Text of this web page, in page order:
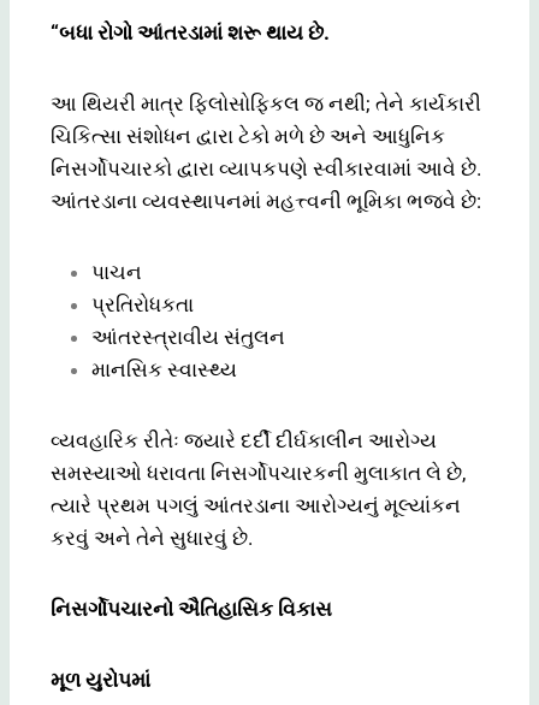
“બધા રોગો આંતરડામાં શરૂ થાય છે.
આ થિયરી માત્ર ફિલોસોફિકલ જ નથી; તેને કાર્યકારી
ચિકિત્સા સંશોધન દ્વારા ટેકો મળે છે અને આધુનિક
નિસર્ગોપચારકો દ્વારા વ્યાપકપણે સ્વીકારવામાં આવે છે.
આંતરડાના વ્યવસ્થાપનમાં મહત્ત્વની ભૂમિકા ભજવે છે:
પાચન
પ્રતિરોધકતા
આંતરસ્ત્રાવીય સંતુલન
માનસિક સ્વાસ્થ્ય
વ્યવહારિક રીતેઃ જ્યારે દર્દી દીર્ઘકાલીન આરોગ્ય
સમસ્યાઓ ધરાવતા નિસર્ગોપચારકની મુલાકાત લે છે,
ત્યારે પ્રથમ પગલું આંતરડાના આરોગ્યનું મૂલ્યાંકન
કરવું અને તેને સુધારવું છે.
નિસર્ગોપચારનો ઐતિહાસિક વિકાસ
મૂળ યુરોપમાં